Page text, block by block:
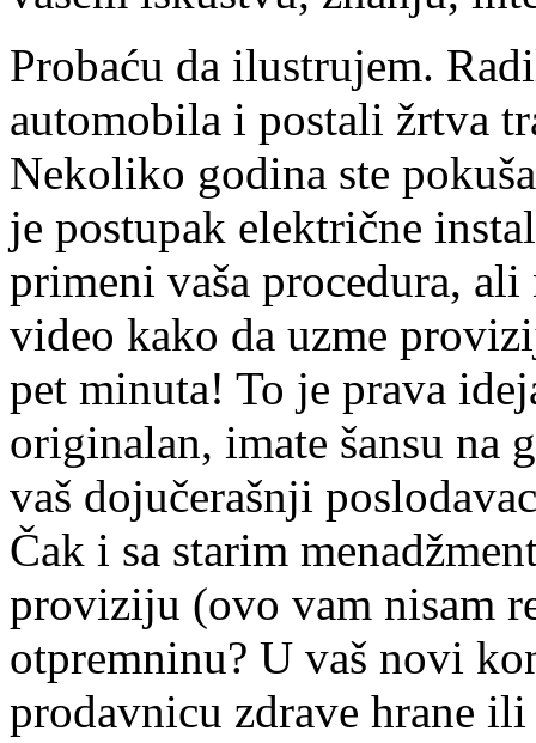
Probaću da ilustrujem.
automobila i postali žrtva
Nekoliko godina ste
je postupak električne
primeni vaša procedura,
video kako da uzme
pet minuta! To je prava
originalan, imate šansu
vaš dojučerašnji
Čak i sa starim
proviziju (ovo vam nisam
otpremninu? U vaš novi
prodavnicu zdrave hrane